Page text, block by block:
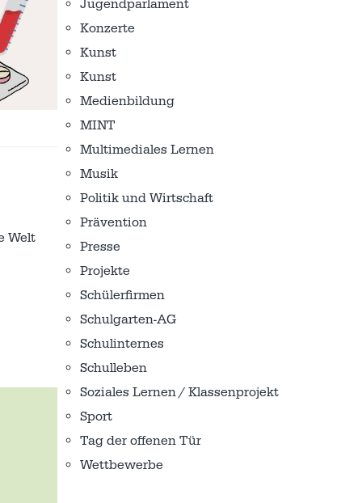
Welt
Jugendparlament
Konzerte
Kunst
Kunst
Medienbildung
MINT
Multimediales Lernen
Musik
Politik und Wirtschaft
Prävention
Presse
Projekte
Schülerfirmen
Schulgarten-AG
Schulinternes
Schulleben
Soziales Lernen / Klassenprojekt
Sport
Tag der offenen Tür
Wettbewerbe